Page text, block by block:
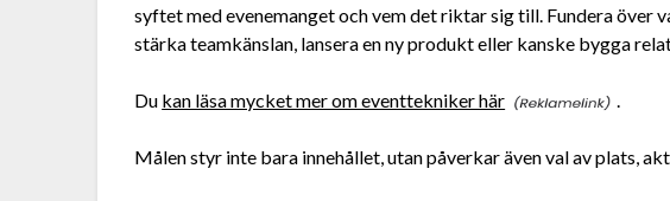
syftet med evenemanget och vem det riktar sig till. Fundera över
stärka teamkänslan, lansera en ny produkt eller kanske bygga
Du kan läsa mycket mer om eventtekniker här .
Målen styr inte bara innehållet, utan påverkar även val av plats,